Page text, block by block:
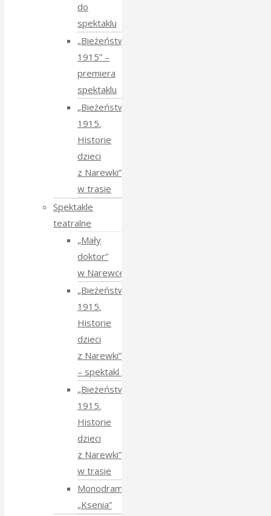
do
spektaklu
„Bieżeństwo
1915” –
premiera
spektaklu
„Bieżeństwo
1915.
Historie
dzieci
z Narewki”
w trasie
Spektakle
teatralne
„Mały
doktor”
w Narewce
„Bieżeństwo
1915.
Historie
dzieci
z Narewki”
⁠–⁠ spektakl teatralny
„Bieżeństwo
1915.
Historie
dzieci
z Narewki”
w trasie
Monodram
„Ksenia”